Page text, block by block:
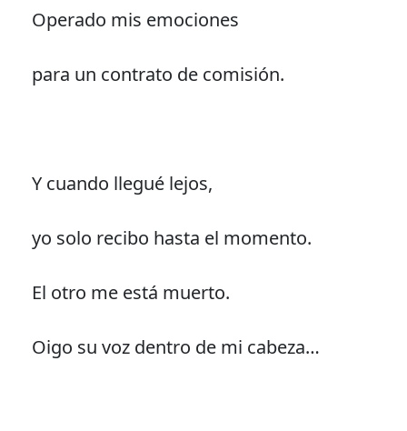
Operado mis emociones
para un contrato de comisión.
Y cuando llegué lejos,
yo solo recibo hasta el momento.
El otro me está muerto.
Oigo su voz dentro de mi cabeza…